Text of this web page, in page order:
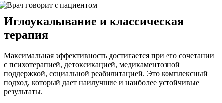
Иглоукалывание и классическая
терапия
Максимальная эффективность достигается при его сочетании
с психотерапией, детоксикацией, медикаментозной
поддержкой, социальной реабилитацией. Это комплексный
подход, который дает наилучшие и наиболее устойчивые
результаты.